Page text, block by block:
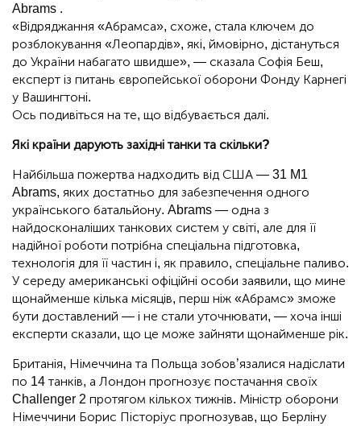
Abrams .
«Відряджання «Абрамса», схоже, стала ключем до
розблокування «Леопардів», які, ймовірно, дістануться
до України набагато швидше», — сказала Софія Беш,
експерт із питань європейської оборони Фонду Карнегі
у Вашингтоні.
Ось подивіться на те, що відбувається далі.
Які країни дарують західні танки та скільки?
Найбільша пожертва надходить від США — 31 M1
Abrams, яких достатньо для забезпечення одного
українського батальйону. Abrams — одна з
найдосконаліших танкових систем у світі, але для її
надійної роботи потрібна спеціальна підготовка,
технологія для її частин і, як правило, спеціальне паливо.
У середу американські офіційні особи заявили, що мине
щонайменше кілька місяців, перш ніж «Абрамс» зможе
бути доставлений — і не стали уточнювати, — хоча інші
експерти сказали, що це може зайняти щонайменше рік.
Британія, Німеччина та Польща зобов’язалися надіслати
по 14 танків, а Лондон прогнозує постачання своїх
Challenger 2 протягом кількох тижнів. Міністр оборони
Німеччини Борис Пісторіус прогнозував, що Берліну